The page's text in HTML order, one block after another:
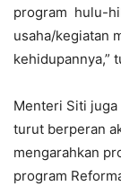
program hulu-
usaha/kegiatan
kehidupannya,”
Menteri Siti juga
turut berperan
mengarahkan
program